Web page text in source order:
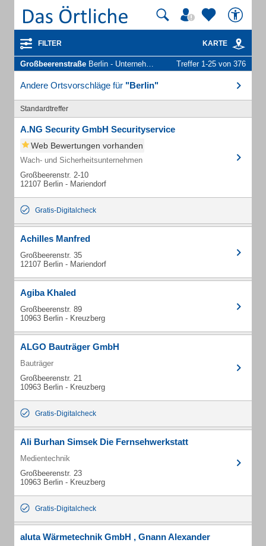
FILTER KARTE
Großbeerenstraße Berlin - Unternehmen und Personen Treffer 1-25 von 376
Andere Ortsvorschläge für "Berlin"
Standardtreffer
A.NG Security GmbH Securityservice
Web Bewertungen vorhanden
Wach- und Sicherheitsunternehmen
Großbeerenstr. 2-10
12107 Berlin - Mariendorf
Gratis-Digitalcheck
Achilles Manfred
Großbeerenstr. 35
12107 Berlin - Mariendorf
Agiba Khaled
Großbeerenstr. 89
10963 Berlin - Kreuzberg
ALGO Bauträger GmbH
Bauträger
Großbeerenstr. 21
10963 Berlin - Kreuzberg
Gratis-Digitalcheck
Ali Burhan Simsek Die Fernsehwerkstatt
Medientechnik
Großbeerenstr. 23
10963 Berlin - Kreuzberg
Gratis-Digitalcheck
aluta Wärmetechnik GmbH , Gnann Alexander